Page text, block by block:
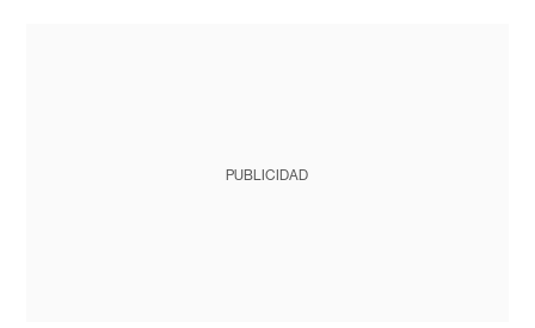
PUBLICIDAD